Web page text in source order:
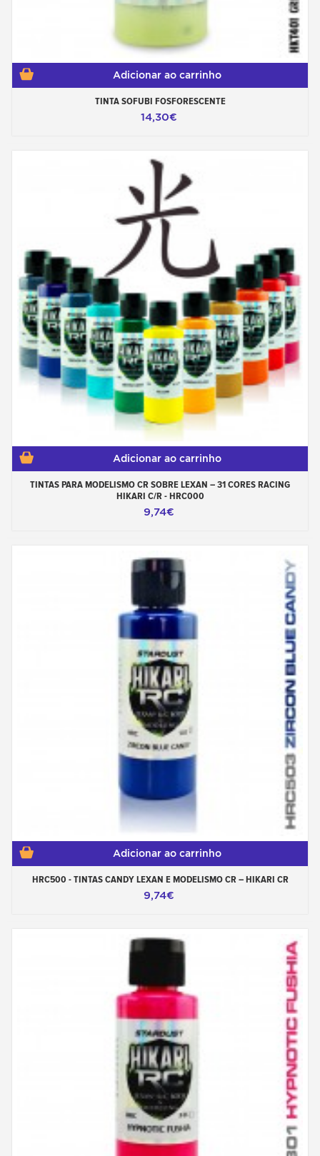
Adicionar ao carrinho
TINTA SOFUBI FOSFORESCENTE
14,30€
Adicionar ao carrinho
TINTAS PARA MODELISMO CR SOBRE LEXAN – 31 CORES RACING
HIKARI C/R - HRC000
9,74€
Adicionar ao carrinho
HRC500 - TINTAS CANDY LEXAN E MODELISMO CR – HIKARI CR
9,74€